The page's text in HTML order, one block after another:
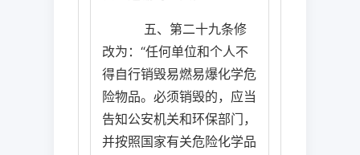
五、第二十九条修
改为：“任何单位和个人不
得自行销毁易燃易爆化学危
险物品。必须销毁的，应当
告知公安机关和环保部门，
并按照国家有关危险化学品